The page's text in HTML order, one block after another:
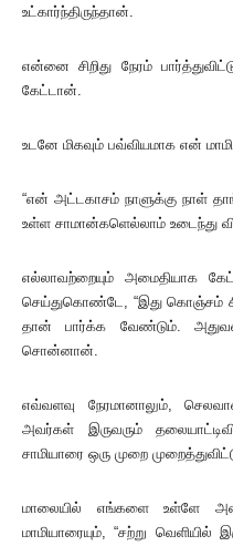
உட்கார்ந்திருந்தான்.
என்னை சிறிது நேரம்
கேட்டான்.
உடனே மிகவும் பவ்வியமாக என்
“என் அட்டகாசம் நாளுக்கு நாள்
உள்ள சாமான்களெல்லாம் உடைந்து
எல்லாவற்றையும் அமைதியாக
செய்துகொண்டே, “இது கொஞ்சம்
தான் பார்க்க வேண்டும்.
சொன்னான்.
எவ்வளவு நேரமானாலும்,
அவர்கள் இருவரும்
சாமியாரை ஒரு முறை
மாலையில் எங்களை உள்ளே
மாமியாரையும், “சற்று